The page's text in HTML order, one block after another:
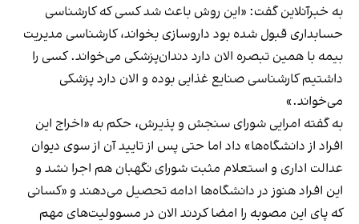
به خبرآنلاین گفت: «این روش باعث شد کسی‌ که کارشناسی
حسابداری قبول شده بود داروسازی بخواند، کارشناسی مدیریت
بیمه با همین تبصره الان دارد دندان‌پزشکی می‌خواند. کسی را
داشتیم کارشناسی صنایع غذایی بوده و الان دارد پزشکی
می‌خواند.»
به گفته امرایی شورای سنجش و پذیرش، حکم به «اخراج این
افراد از دانشگاه‌ها» داد اما حتی پس از تایید آن از سوی دیوان
عدالت اداری و استعلام مثبت شورای نگهبان هم اجرا نشد و
این افراد هنوز در دانشگاه‌ها ادامه تحصیل می‌دهند و «کسانی‌
که پای این مصوبه را امضا کردند الان در مسوولیت‌های مهم